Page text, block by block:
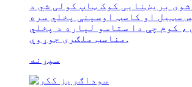
شوی بریښنایی کوک ټاپ کولی شي د
سټیل او کاسټ اوسپنې پخلي سره
، کوم چې دا ستاسو لپاره د پخلي
مناسب ملګری جوړوي.
سپړنه